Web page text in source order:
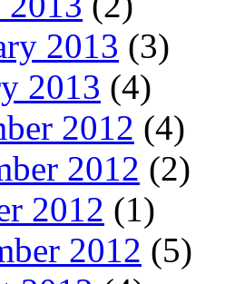
2013 (3)
2013 (4)
2012 (4)
2012 (2)
2012 (1)
2012 (5)